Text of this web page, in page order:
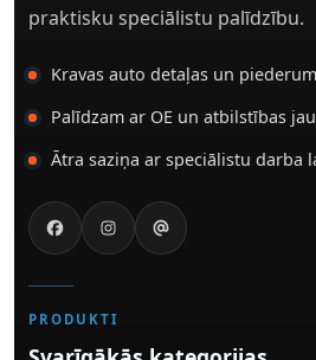
praktisku speciālistu palīdzību.
Kravas auto detaļas un
Palīdzam ar OE un atbilstības
Ātra saziņa ar speciālistu darba
PRODUKTI